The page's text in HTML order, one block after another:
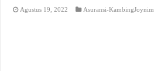
Agustus 19, 2022 Asuransi-KambingJoynim